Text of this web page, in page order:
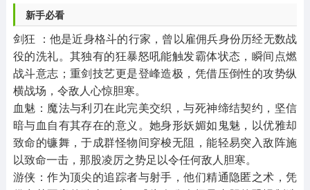
新手必看
剑狂 ：他是近身格斗的行家，曾以雇佣兵身份历经无数战
役的洗礼。其独有的狂暴怒吼能触发霸体状态，瞬间点燃
战斗意志；重剑技艺更是登峰造极，凭借压倒性的攻势纵
横战场，令敌人心惊胆寒。
血魅：魔法与利刃在此完美交织，与死神缔结契约，坚信
暗与血自有其存在的意义。她身形妖媚如鬼魅，以优雅却
致命的镰舞，于成群怪物间穿梭无阻，能轻易突入敌阵施
以致命一击，那股凌厉之势足以令任何敌人胆寒。
游侠：作为顶尖的追踪者与射手，他们精通隐匿之术，凭